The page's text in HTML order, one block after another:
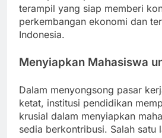
terampil yang siap memberi
perkembangan ekonomi dan
Indonesia.
Menyiapkan Mahasiswa
Dalam menyongsong pasar
ketat, institusi pendidikan
krusial dalam menyiapkan
sedia berkontribusi. Salah satu